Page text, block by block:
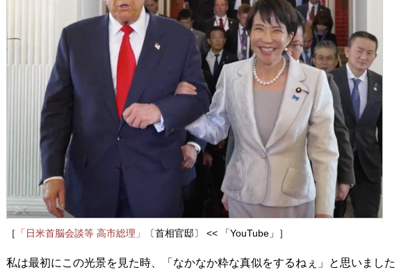
［ 「日米首脳会談等 高市総理」 〔首相官邸〕 << 「YouTube」］
私は最初にこの光景を見た時、「なかなか粋な真似をするねぇ」と思いました